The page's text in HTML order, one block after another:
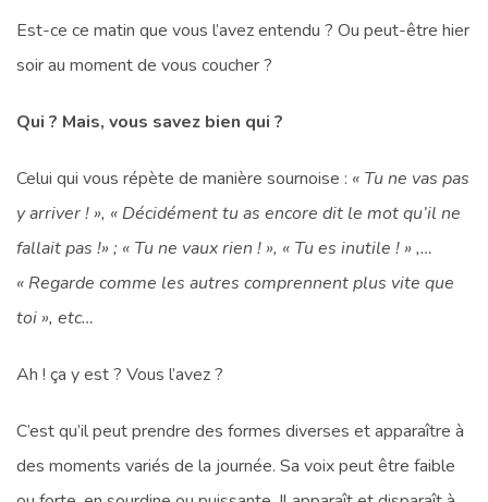
Est-ce ce matin que vous l’avez entendu ? Ou peut-être hier
soir au moment de vous coucher ?
Qui ? Mais, vous savez bien qui ?
Celui qui vous répète de manière sournoise : « Tu ne vas pas
y arriver ! », « Décidément tu as encore dit le mot qu’il ne
fallait pas !» ; « Tu ne vaux rien ! », « Tu es inutile ! » ,…
« Regarde comme les autres comprennent plus vite que
toi », etc…
Ah ! ça y est ? Vous l’avez ?
C’est qu’il peut prendre des formes diverses et apparaître à
des moments variés de la journée. Sa voix peut être faible